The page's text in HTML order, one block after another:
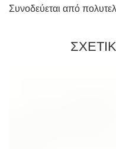
Συνοδεύεται από